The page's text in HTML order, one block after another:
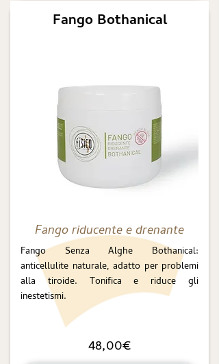
Fango Bothanical
Fango riducente e drenante
Fango Senza Alghe Bothanical:
anticellulite naturale, adatto per problemi
alla tiroide. Tonifica e riduce gli
inestetismi.
48,00€